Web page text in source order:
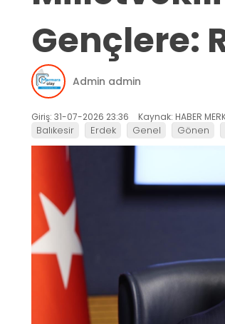
Gençlere:
Admin admin
Giriş: 31-07-2026 23:36 Kaynak: HABER
Balıkesir Erdek Genel Gönen